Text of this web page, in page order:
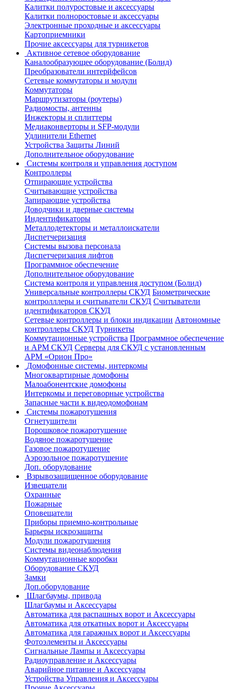
Калитки полуростовые и аксессуары
Калитки полноростовые и аксессуары
Электронные проходные и аксессуары
Картоприемники
Прочие аксессуары для турникетов
Активное сетевое оборудование
Каналообразующее оборудование (Болид)
Преобразователи интерйфейсов
Сетевые коммутаторы и модули
Коммутаторы
Маршрутизаторы (роутеры)
Радиомосты, антенны
Инжекторы и сплиттеры
Медиаконверторы и SFP-модули
Удлинители Ethernet
Устройства Защиты Линий
Дополнительное оборудование
Системы контроля и управления доступом
Контроллеры
Отпирающие устройства
Считывающие устройства
Запирающие устройства
Доводчики и дверные системы
Индентификаторы
Металлодетекторы и металлоискатели
Диспетчеризация
Системы вызова персонала
Диспетчеризация лифтов
Программное обеспечение
Дополнительное оборудование
Система контроля и управления доступом (Болид)
Универсальные контроллеры СКУД Биометрические
контролллеры и считыватели СКУД Считыватели
идентификаторов СКУД
Сетевые контроллеры и блоки индикации Автономные
контроллеры СКУД Турникеты
Коммутационные устройства Программное обеспечение
и АРМ СКУД Серверы для СКУД с установленным
АРМ «Орион Про»
Домофонные системы, интеркомы
Многоквартирные домофоны
Малоабонентские домофоны
Интеркомы и переговорные устройства
Запасные части к видеодомофонам
Системы пожаротушения
Огнетушители
Порошковое пожаротушение
Водяное пожаротушение
Газовое пожаротушение
Аэрозольное пожаротушение
Доп. оборудование
Взрывозащищенное оборудование
Извещатели
Охранные
Пожарные
Оповещатели
Приборы приемно-контрольные
Барьеры искрозащиты
Модули пожаротушения
Системы видеонаблюдения
Коммутационные коробки
Оборудование СКУД
Замки
Доп.оборудование
Шлагбаумы, привода
Шлагбаумы и Аксессуары
Автоматика для распашных ворот и Аксессуары
Автоматика для откатных ворот и Аксессуары
Автоматика для гаражных ворот и Аксессуары
Фотоэлементы и Аксессуары
Сигнальные Лампы и Аксессуары
Радиоуправление и Аксессуары
Аварийное питание и Аксессуары
Устройства Управления и Аксессуары